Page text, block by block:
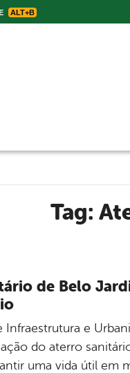
ALT+B
Tag:
de Belo
Infraestrutura e
do aterro
uma vida útil em